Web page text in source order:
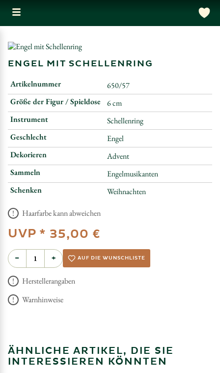
ENGEL MIT SCHELLENRING
Artikelnummer
650/57
Größe der Figur / Spieldose
6 cm
Instrument
Schellenring
Geschlecht
Engel
Dekorieren
Advent
Sammeln
Engelmusikanten
Schenken
Weihnachten
Haarfarbe kann abweichen
UVP * 35,00 €
− + AUF DIE WUNSCHLISTE
Herstellerangaben
Warnhinweise
ÄHNLICHE ARTIKEL, DIE SIE
INTERESSIEREN KÖNNTEN